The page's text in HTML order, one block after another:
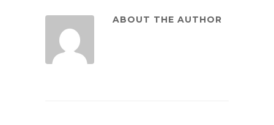
ABOUT THE AUTHOR